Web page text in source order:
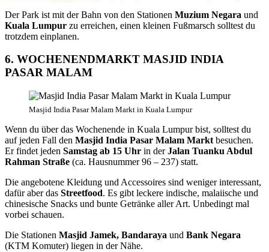
Der Park ist mit der Bahn von den Stationen Muzium Negara und
Kuala Lumpur zu erreichen, einen kleinen Fußmarsch solltest du
trotzdem einplanen.
6. WOCHENENDMARKT MASJID INDIA
PASAR MALAM
Masjid India Pasar Malam Markt in Kuala Lumpur
Wenn du über das Wochenende in Kuala Lumpur bist, solltest du
auf jeden Fall den Masjid India Pasar Malam Markt besuchen.
Er findet jeden Samstag ab 15 Uhr in derJalan Tuanku Abdul
Rahman Straße (ca. Hausnummer 96 – 237) statt.
Die angebotene Kleidung und Accessoires sind weniger interessant,
dafür aber das Streetfood. Es gibt leckere indische, malaiische und
chinesische Snacks und bunte Getränke aller Art. Unbedingt mal
vorbei schauen.
Die Stationen Masjid Jamek, Bandaraya und Bank Negara
(KTM Komuter) liegen in der Nähe.